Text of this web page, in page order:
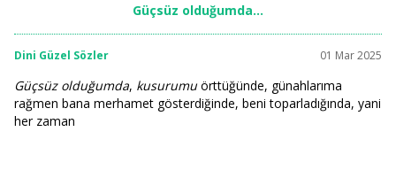
Güçsüz olduğumda…
Dini Güzel Sözler 01 Mar 2025
Güçsüz olduğumda, kusurumuörttüğünde, günahlarıma
rağmen bana merhamet gösterdiğinde, beni toparladığında, yani
her zaman